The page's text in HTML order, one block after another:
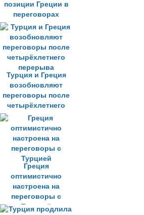
позиции Греции в
переговорах
Турция и Греция
возобновляют
переговоры после
четырёхлетнего
перерыва
Греция
оптимистично
настроена на
переговоры с
Турцией